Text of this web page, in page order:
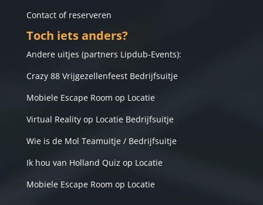
Contact of reserveren
Toch iets anders?
Andere uitjes (partners Lipdub-Events):
Crazy 88 Vrijgezellenfeest Bedrijfsuitje
Mobiele Escape Room op Locatie
Virtual Reality op Locatie Bedrijfsuitje
Wie is de Mol Teamuitje / Bedrijfsuitje
Ik hou van Holland Quiz op Locatie
Mobiele Escape Room op Locatie